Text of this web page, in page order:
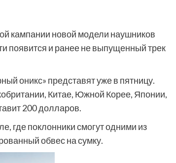
кампании новой модели наушников
появится и ранее не выпущенный трек
оникс» представят уже в пятницу.
Китае, Южной Корее, Японии,
200 долларов.
где поклонники смогут одними из
обвес на сумку.